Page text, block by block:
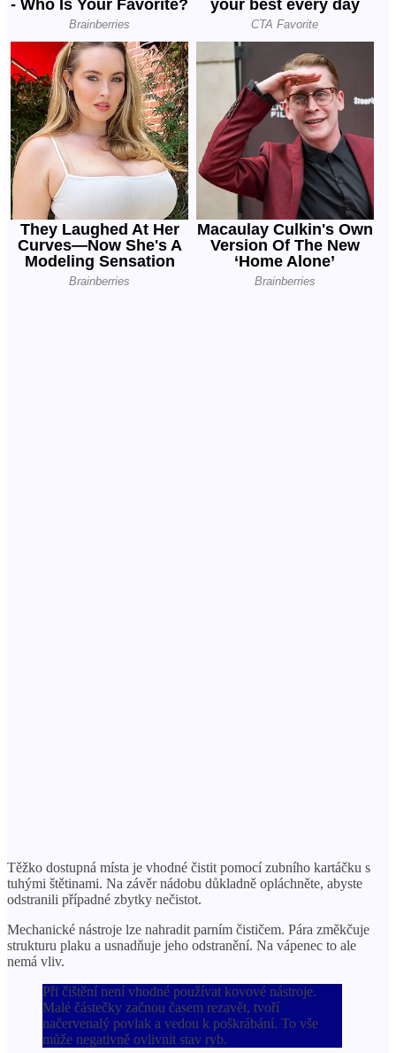
Těžko dostupná místa je vhodné čistit pomocí zubního kartáčku s
tuhými štětinami. Na závěr nádobu důkladně opláchněte, abyste
odstranili případné zbytky nečistot.
Mechanické nástroje lze nahradit parním čističem. Pára změkčuje
strukturu plaku a usnadňuje jeho odstranění. Na vápenec to ale
nemá vliv.
Při čištění není vhodné používat kovové nástroje.
Malé částečky začnou časem rezavět, tvoří
načervenalý povlak a vedou k poškrábání. To vše
může negativně ovlivnit stav ryb.